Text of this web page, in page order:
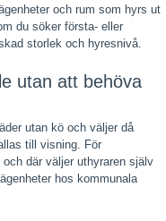
och rum som hyrs ut
du söker första- eller
storlek och hyresnivå.
utan att behöva
utan kö och väljer då
till visning. För
där väljer uthyraren själv
hos kommunala